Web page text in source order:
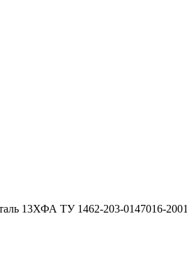
13ХФА ТУ 1462-203-0147016-2001